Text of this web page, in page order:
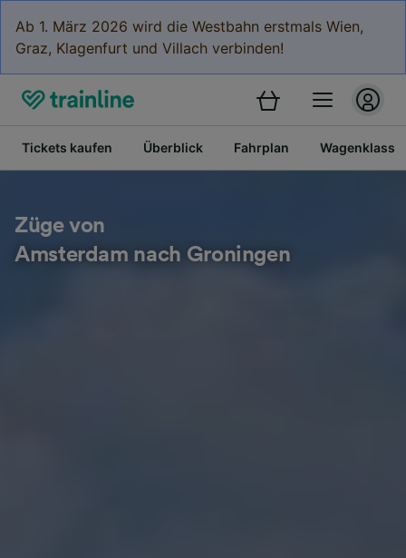
Ab 1. März 2026 wird die Westbahn erstmals Wien,
Graz, Klagenfurt und Villach verbinden!
Tickets kaufen Überblick Fahrplan
Züge von
Amsterdam nach Groningen